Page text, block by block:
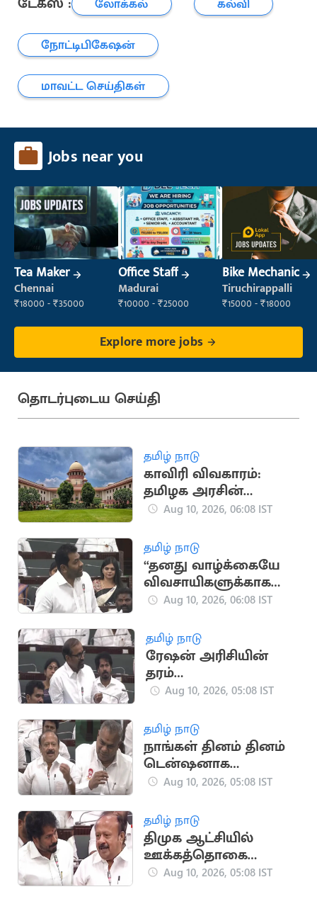
நோட்டிபிகேஷன்
மாவட்ட செய்திகள்
Jobs near you
Tea Maker
Chennai
₹18000 - ₹35000
Office Staff
Madurai
₹10000 - ₹25000
Bike Mechanic
Tiruchirappalli
₹15000 - ₹18000
Explore more jobs
தொடர்புடைய செய்தி
தமிழ் நாடு
காவிரி விவகாரம்:
தமிழக அரசின்
வழக்கை ஆக.13-ல்
உச்சநீதிமன்றம்
Aug 10, 2026, 06:08 IST
தமிழ் நாடு
“தனது வாழ்க்கையே
விவசாயிகளுக்காக
என்றார் முதல்வர்
அர்ஜூனா
Aug 10, 2026, 06:08 IST
தமிழ் நாடு
ரேஷன் அரிசியின்
தரம்
உயர்த்தப்பட்டுள்ளது:
வெங்கடரமணன்
Aug 10, 2026, 05:08 IST
தமிழ் நாடு
நாங்கள் தினம் தினம்
டென்ஷனாக
இருக்கிறோம்:
Aug 10, 2026, 05:08 IST
தமிழ் நாடு
திமுக ஆட்சியில்
ஊக்கத்தொகை
உயர்த்தப்படவில்லை:
Aug 10, 2026, 05:08 IST